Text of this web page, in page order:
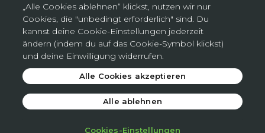
Deutschland (EUR €)
Slowakei (EUR €)
Tschechien (CZK Kč)
„Alle Cookies ablehnen“ klickst, nutzen wir nur
Cookies, die "unbedingt erforderlich" sind. Du
kannst deine Cookie-Einstellungen jederzeit
ändern (indem du auf das Cookie-Symbol klickst)
und deine Einwilligung widerrufen.
Cookies-Einstellungen
Alle ablehnen
Alle Cookies akzeptieren